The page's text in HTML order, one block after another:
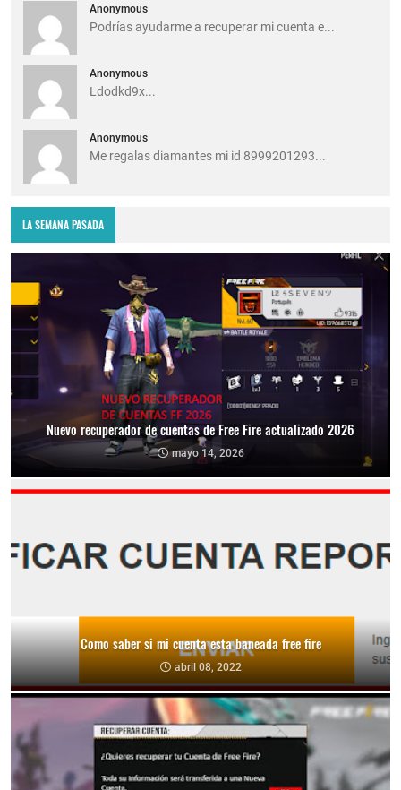
Anonymous
Podrías ayudarme a recuperar mi cuenta e...
Anonymous
Ldodkd9x...
Anonymous
Me regalas diamantes mi id 8999201293...
LA SEMANA PASADA
Nuevo recuperador de cuentas de Free Fire actualizado 2026
mayo 14, 2026
Como saber si mi cuenta esta baneada free fire
abril 08, 2022